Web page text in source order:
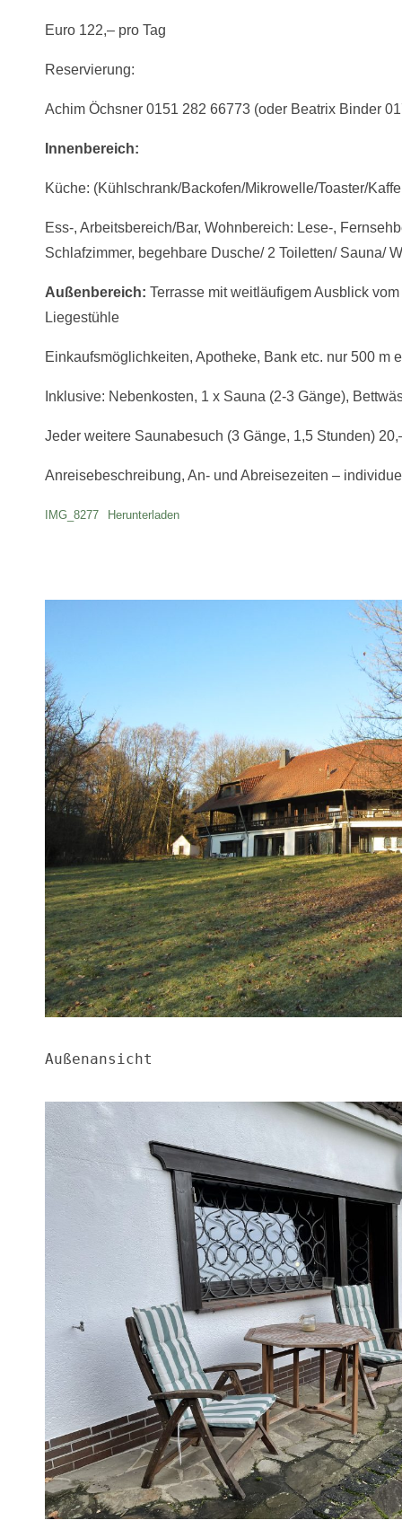
Euro 122,– pro Tag
Reservierung:
Achim Öchsner 0151 282 66773 (oder Beatrix Binder
Innenbereich:
Küche: (Kühlschrank/Backofen/Mikrowelle/Toaster/
Ess-, Arbeitsbereich/Bar, Wohnbereich: Lese-,
Schlafzimmer, begehbare Dusche/ 2 Toiletten/ Sauna/
Außenbereich: Terrasse mit weitläufigem Ausblick
Liegestühle
Einkaufsmöglichkeiten, Apotheke, Bank etc. nur 500 m
Inklusive: Nebenkosten, 1 x Sauna (2-3 Gänge),
Jeder weitere Saunabesuch (3 Gänge, 1,5 Stunden)
Anreisebeschreibung, An- und Abreisezeiten –
IMG_8277 Herunterladen
Außenansicht